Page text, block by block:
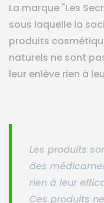
La marque "Les
sous laquelle la
produits
naturels ne sont
leur enlève rien à
Les produits
des
rien à leur
Ces produits